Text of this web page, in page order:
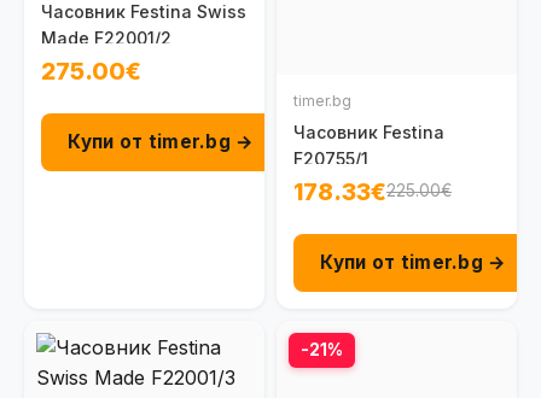
Часовник Festina Swiss
Made F22001/2
275.00€
Купи от timer.bg →
timer.bg
Часовник Festina
F20755/1
178.33€225.00€
Купи от timer.bg →
-21%